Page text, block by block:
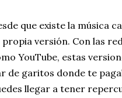
que existe la música
propia versión. Con las
YouTube, estas
de garitos donde te
llegar a tener